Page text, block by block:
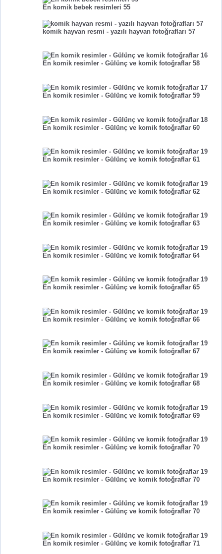
En komik bebek resimleri 55
komik hayvan resmi - yazılı hayvan fotoğrafları 57
En komik resimler - Gülünç ve komik fotoğraflar 58
En komik resimler - Gülünç ve komik fotoğraflar 59
En komik resimler - Gülünç ve komik fotoğraflar 60
En komik resimler - Gülünç ve komik fotoğraflar 61
En komik resimler - Gülünç ve komik fotoğraflar 62
En komik resimler - Gülünç ve komik fotoğraflar 63
En komik resimler - Gülünç ve komik fotoğraflar 64
En komik resimler - Gülünç ve komik fotoğraflar 65
En komik resimler - Gülünç ve komik fotoğraflar 66
En komik resimler - Gülünç ve komik fotoğraflar 67
En komik resimler - Gülünç ve komik fotoğraflar 68
En komik resimler - Gülünç ve komik fotoğraflar 69
En komik resimler - Gülünç ve komik fotoğraflar 70
En komik resimler - Gülünç ve komik fotoğraflar 70
En komik resimler - Gülünç ve komik fotoğraflar 70
En komik resimler - Gülünç ve komik fotoğraflar 71